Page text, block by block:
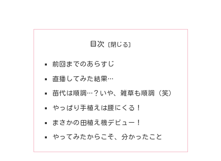
目次
前回までのあらすじ
直播してみた結果…
苗代は順調…？いや、雑草も順調（笑）
やっぱり手植えは腰にくる！
まさかの田植え機デビュー！
やってみたからこそ、分かったこと